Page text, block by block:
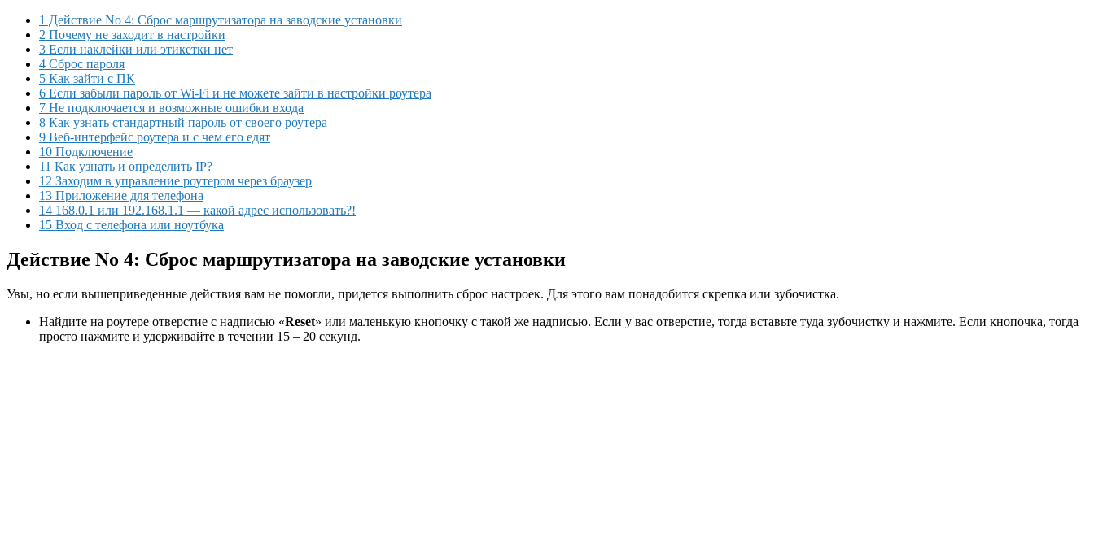
1 Действие No 4: Сброс маршрутизатора на заводские установки
2 Почему не заходит в настройки
3 Если наклейки или этикетки нет
4 Сброс пароля
5 Как зайти с ПК
6 Если забыли пароль от Wi-Fi и не можете зайти в настройки роутера
7 Не подключается и возможные ошибки входа
8 Как узнать стандартный пароль от своего роутера
9 Веб-интерфейс роутера и с чем его едят
10 Подключение
11 Как узнать и определить IP?
12 Заходим в управление роутером через браузер
13 Приложение для телефона
14 168.0.1 или 192.168.1.1 — какой адрес использовать?!
15 Вход с телефона или ноутбука
Действие No 4: Сброс маршрутизатора на заводские установки
Увы, но если вышеприведенные действия вам не помогли, придется выполнить сброс настроек. Для этого вам понадобится скрепка или зубочистка.
Найдите на роутере отверстие с надписью «Reset» или маленькую кнопочку с такой же надписью. Если у вас отверстие, тогда вставьте туда зубочистку и нажмите. Если кнопочка, тогда
просто нажмите и удерживайте в течении 15 – 20 секунд.